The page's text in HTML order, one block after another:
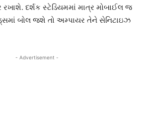
દર્શક સ્ટેડિયમમાં માત્ર મોબાઈલ જ
બોલ જશે તો અમ્પાયર તેને સેનિટાઇઝ
- Advertisement -